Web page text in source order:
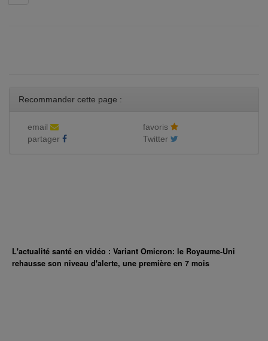
Recommander cette page :
email
favoris
partager
Twitter
L'actualité santé en vidéo : Variant Omicron: le Royaume-Uni
rehausse son niveau d'alerte, une première en 7 mois